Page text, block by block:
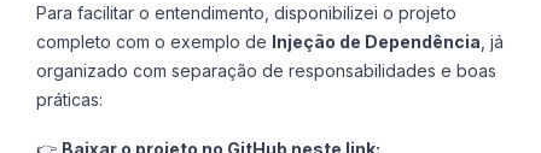
Para facilitar o entendimento, disponibilizei o projeto
completo com o exemplo de Injeção de Dependência , já
organizado com separação de responsabilidades e boas
práticas: